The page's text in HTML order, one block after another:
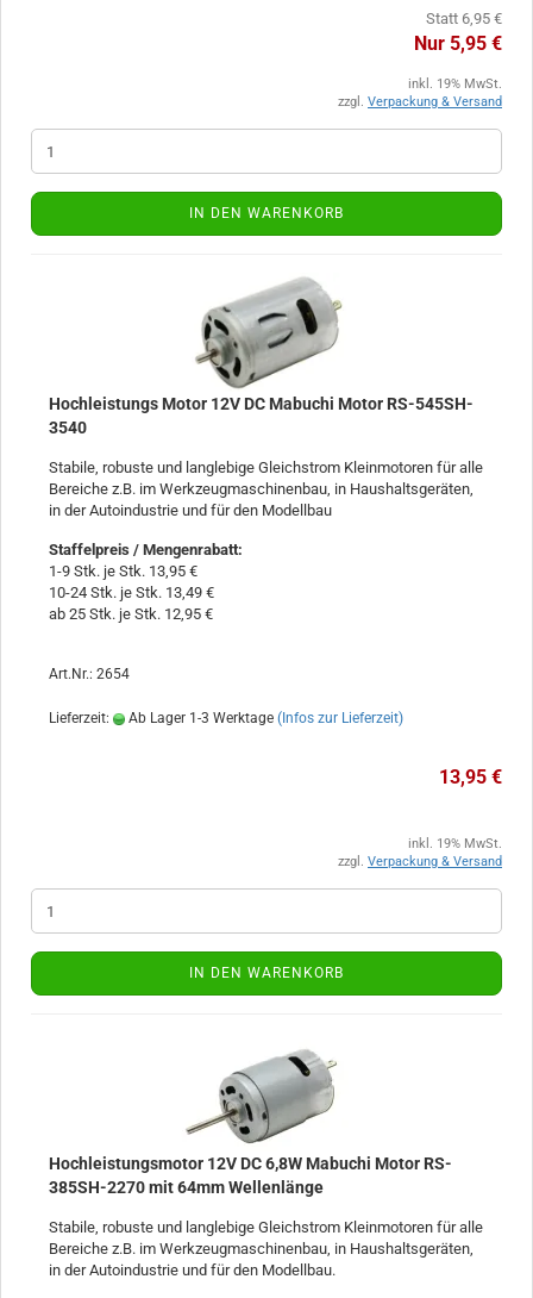
Statt 6,95 €
Nur 5,95 €
inkl. 19% MwSt.
zzgl. Verpackung & Versand
IN DEN WARENKORB
Hochleistungs Motor 12V DC Mabuchi Motor RS-545SH-
3540
Stabile, robuste und langlebige Gleichstrom Kleinmotoren für alle
Bereiche z.B. im Werkzeugmaschinenbau, in Haushaltsgeräten,
in der Autoindustrie und für den Modellbau
Staffelpreis / Mengenrabatt:
1-9 Stk. je Stk. 13,95 €
10-24 Stk. je Stk. 13,49 €
ab 25 Stk. je Stk. 12,95 €
Art.Nr.: 2654
Lieferzeit: Ab Lager 1-3 Werktage (Infos zur Lieferzeit)
13,95 €
inkl. 19% MwSt.
zzgl. Verpackung & Versand
IN DEN WARENKORB
Hochleistungsmotor 12V DC 6,8W Mabuchi Motor RS-
385SH-2270 mit 64mm Wellenlänge
Stabile, robuste und langlebige Gleichstrom Kleinmotoren für alle
Bereiche z.B. im Werkzeugmaschinenbau, in Haushaltsgeräten,
in der Autoindustrie und für den Modellbau.